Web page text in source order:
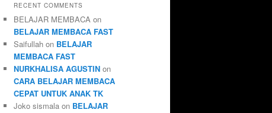
RECENT COMMENTS
BELAJAR MEMBACA on
BELAJAR MEMBACA FAST
Saifullah on BELAJAR
MEMBACA FAST
NURKHALISA AGUSTIN on
CARA BELAJAR MEMBACA
CEPAT UNTUK ANAK TK
Joko sismala on BELAJAR